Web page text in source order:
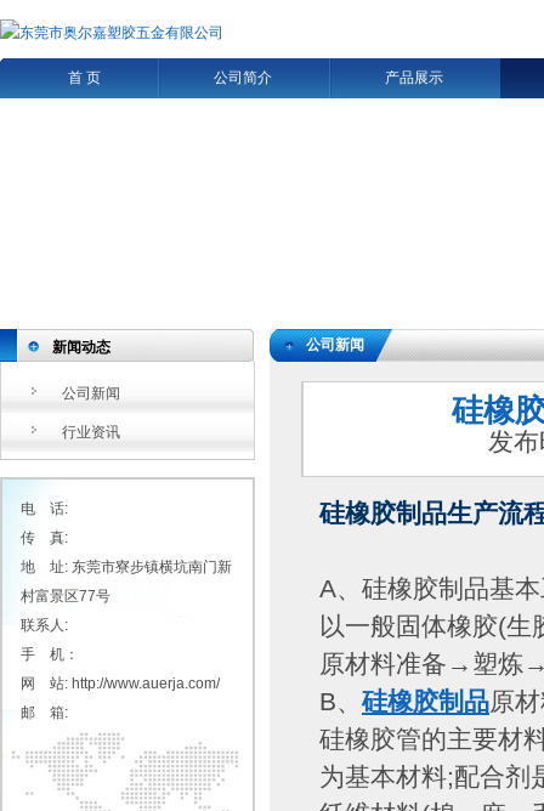
首 页 公司简介 产品展示
新闻动态
公司新闻
行业资讯
电 话:
传 真:
地 址: 东莞市寮步镇横坑南门新
村富景区77号
联系人:
手 机：
网 站: http://www.auerja.com/
邮 箱:
公司新闻
硅橡
发
硅橡胶制品生产流
A、硅橡胶制品基
以一般固体橡胶(
原材料准备→塑
B、硅橡胶制品原
硅橡胶管的主要材
为基本材料;配合剂